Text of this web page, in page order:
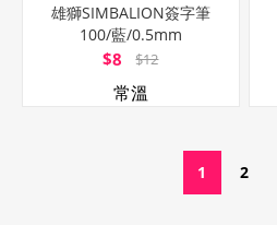
雄獅SIMBALION簽字筆
100/藍/0.5mm
$8 $12
常溫
1 2